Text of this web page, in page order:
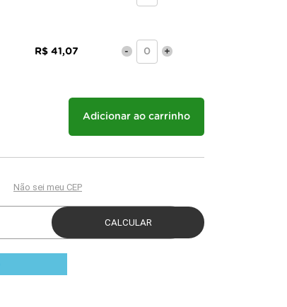
R$ 41,07 - +
Adicionar ao carrinho